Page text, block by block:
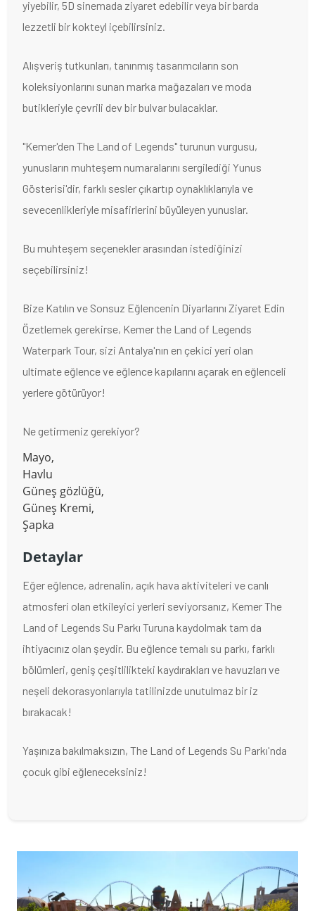
yiyebilir, 5D sinemada ziyaret edebilir veya bir barda
lezzetli bir kokteyl içebilirsiniz.
Alışveriş tutkunları, tanınmış tasarımcıların son
koleksiyonlarını sunan marka mağazaları ve moda
butikleriyle çevrili dev bir bulvar bulacaklar.
"Kemer'den The Land of Legends" turunun vurgusu,
yunusların muhteşem numaralarını sergilediği Yunus
Gösterisi'dir, farklı sesler çıkartıp oynaklıklarıyla ve
sevecenlikleriyle misafirlerini büyüleyen yunuslar.
Bu muhteşem seçenekler arasından istediğinizi
seçebilirsiniz!
Bize Katılın ve Sonsuz Eğlencenin Diyarlarını Ziyaret Edin
Özetlemek gerekirse, Kemer the Land of Legends
Waterpark Tour, sizi Antalya'nın en çekici yeri olan
ultimate eğlence ve eğlence kapılarını açarak en eğlenceli
yerlere götürüyor!
Ne getirmeniz gerekiyor?
Mayo,
Havlu
Güneş gözlüğü,
Güneş Kremi,
Şapka
Detaylar
Eğer eğlence, adrenalin, açık hava aktiviteleri ve canlı
atmosferi olan etkileyici yerleri seviyorsanız, Kemer The
Land of Legends Su Parkı Turuna kaydolmak tam da
ihtiyacınız olan şeydir. Bu eğlence temalı su parkı, farklı
bölümleri, geniş çeşitlilikteki kaydırakları ve havuzları ve
neşeli dekorasyonlarıyla tatilinizde unutulmaz bir iz
bırakacak!
Yaşınıza bakılmaksızın, The Land of Legends Su Parkı'nda
çocuk gibi eğleneceksiniz!